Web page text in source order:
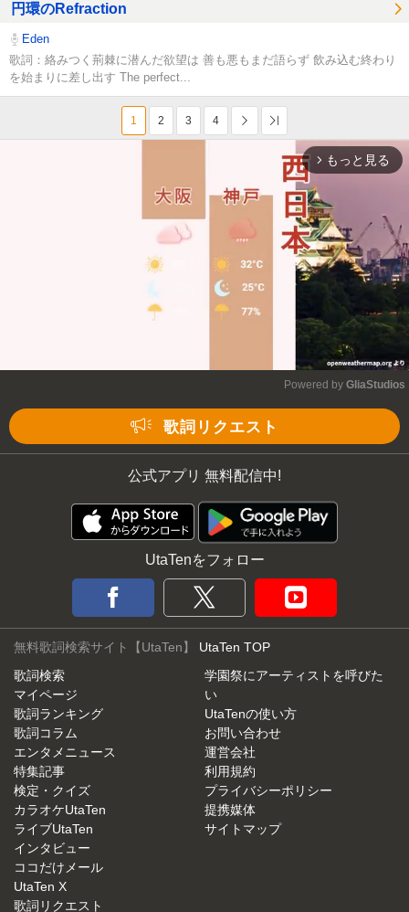
円環のRefraction
Eden
歌詞：絡みつく荊棘に潜んだ欲望は 善も悪もまだ語らず 飲み込む終わり
を始まりに差し出す The perfect...
1 2 3 4 次へ
arrow_forward_ios もっと見る
Powered by GliaStudios
歌詞リクエスト
公式アプリ 無料配信中!
UtaTenをフォロー
無料歌詞検索サイト【UtaTen】 UtaTen TOP
歌詞検索
マイページ
歌詞ランキング
歌詞コラム
エンタメニュース
特集記事
検定・クイズ
カラオケUtaTen
ライブUtaTen
インタビュー
ココだけメール
UtaTen X
歌詞リクエスト
学園祭にアーティストを呼びた
い
UtaTenの使い方
お問い合わせ
運営会社
利用規約
プライバシーポリシー
提携媒体
サイトマップ